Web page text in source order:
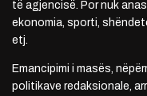
të agjencisë. Por nuk
ekonomia, sporti,
etj.
Emancipimi i masës,
politikave redaksionale,